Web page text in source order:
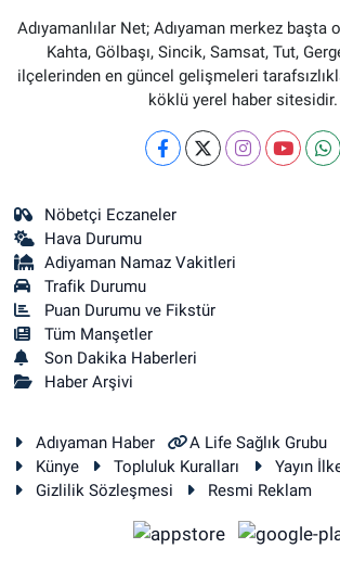
Adıyamanlılar Net; Adıyaman merkez başta
Kahta, Gölbaşı, Sincik, Samsat, Tut,
ilçelerinden en güncel gelişmeleri
köklü yerel haber sitesidir.
Nöbetçi Eczaneler
Hava Durumu
Adiyaman Namaz Vakitleri
Trafik Durumu
Puan Durumu ve Fikstür
Tüm Manşetler
Son Dakika Haberleri
Haber Arşivi
Adıyaman Haber A Life Sağlık Grubu
Künye
Topluluk Kuralları
Yayın
Gizlilik Sözleşmesi
Resmi Reklam